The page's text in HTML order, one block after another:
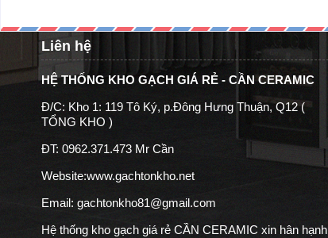
Liên hệ
HỆ THỐNG KHO GẠCH GIÁ RẺ - CẦN CERAMIC
Đ/C: Kho 1: 119 Tô Ký, p.Đông Hưng Thuận, Q12 (
TỔNG KHO )
ĐT: 0962.371.473 Mr Cần
Website:www.gachtonkho.net
Email: gachtonkho81@gmail.com
Hệ thống kho gạch giá rẻ CẦN CERAMIC xin hân hạnh